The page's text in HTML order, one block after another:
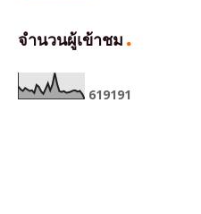
จำนวนผู้เข้าชม
619191